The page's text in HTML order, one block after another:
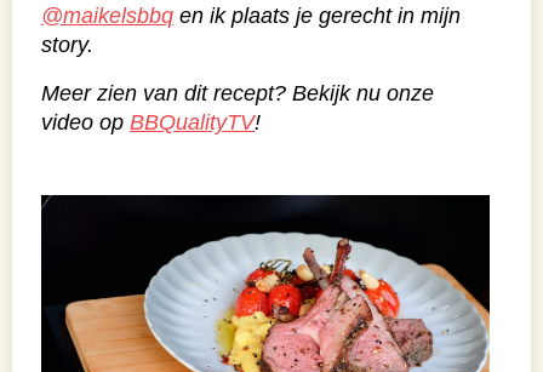
@maikelsbbq en ik plaats je gerecht in mijn
story.
Meer zien van dit recept? Bekijk nu onze
video op BBQualityTV!